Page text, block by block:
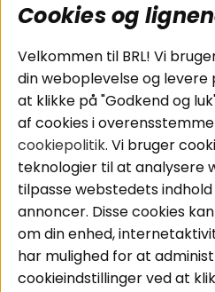
Populære sider
Pakkeløsninger
Bilstereo
Højttalere
Forstærker
Smartphone
Tilbehør
Kabler
Områder
Cookies og
Velkommen til BRL! Vi
din weboplevelse og levere
at klikke på "Godkend og
af cookies i
cookiepolitik. Vi bruger
teknologier til at analysere
tilpasse webstedets
annoncer. Disse cookies
om din enhed,
har mulighed for at
cookieindstillinger ved at